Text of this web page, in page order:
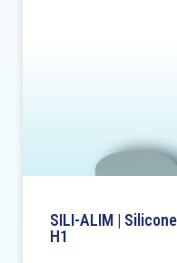
SILI-ALIM |
H1